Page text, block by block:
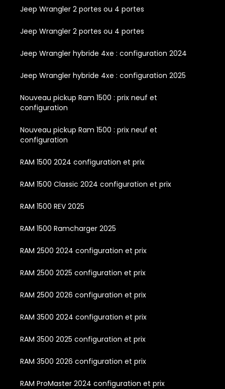
Jeep Wrangler 2 portes ou 4 portes
Jeep Wrangler 2 portes ou 4 portes
Jeep Wrangler hybride 4xe : configuration 2024
Jeep Wrangler hybride 4xe : configuration 2025
Nouveau pickup Ram 1500 : prix neuf et
configuration
Nouveau pickup Ram 1500 : prix neuf et
configuration
RAM 1500 2024 configuration et prix
RAM 1500 Classic 2024 configuration et prix
RAM 1500 REV 2025
RAM 1500 Ramcharger 2025
RAM 2500 2024 configuration et prix
RAM 2500 2025 configuration et prix
RAM 2500 2026 configuration et prix
RAM 3500 2024 configuration et prix
RAM 3500 2025 configuration et prix
RAM 3500 2026 configuration et prix
RAM ProMaster 2024 configuration et prix